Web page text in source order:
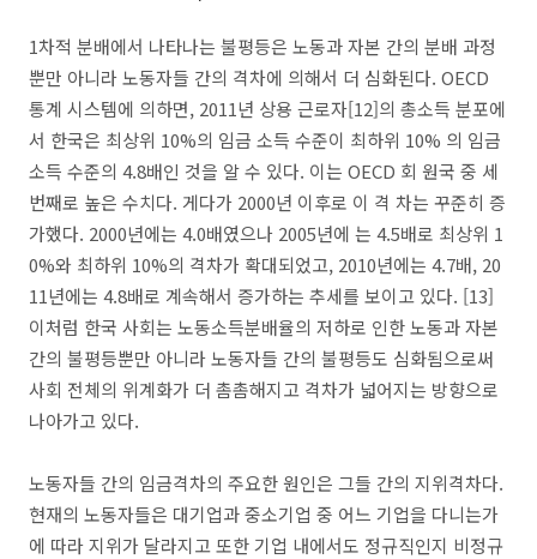
1차적 분배에서 나타나는 불평등은 노동과 자본 간의 분배 과정
뿐만 아니라 노동자들 간의 격차에 의해서 더 심화된다. OECD
통계 시스템에 의하면, 2011년 상용 근로자[12]의 총소득 분포에
서 한국은 최상위 10%의 임금 소득 수준이 최하위 10% 의 임금
소득 수준의 4.8배인 것을 알 수 있다. 이는 OECD 회 원국 중 세
번째로 높은 수치다. 게다가 2000년 이후로 이 격 차는 꾸준히 증
가했다. 2000년에는 4.0배였으나 2005년에 는 4.5배로 최상위 1
0%와 최하위 10%의 격차가 확대되었고, 2010년에는 4.7배, 20
11년에는 4.8배로 계속해서 증가하는 추세를 보이고 있다. [13]
이처럼 한국 사회는 노동소득분배율의 저하로 인한 노동과 자본
간의 불평등뿐만 아니라 노동자들 간의 불평등도 심화됨으로써
사회 전체의 위계화가 더 촘촘해지고 격차가 넓어지는 방향으로
나아가고 있다.
노동자들 간의 임금격차의 주요한 원인은 그들 간의 지위격차다.
현재의 노동자들은 대기업과 중소기업 중 어느 기업을 다니는가
에 따라 지위가 달라지고 또한 기업 내에서도 정규직인지 비정규